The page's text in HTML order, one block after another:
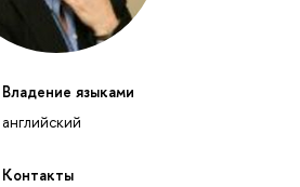
Владение языками
английский
Контакты